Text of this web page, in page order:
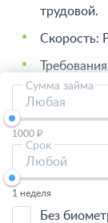
Любая
Сумма займа
1000 ₽
Любой
Срок
1 неделя
Без
трудовой.
Скорость:
Вывод: если
лишней
выбор.
При этом
обычно этот